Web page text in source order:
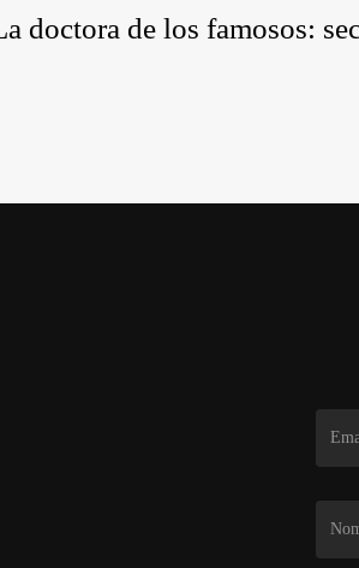
doctora de los famosos: